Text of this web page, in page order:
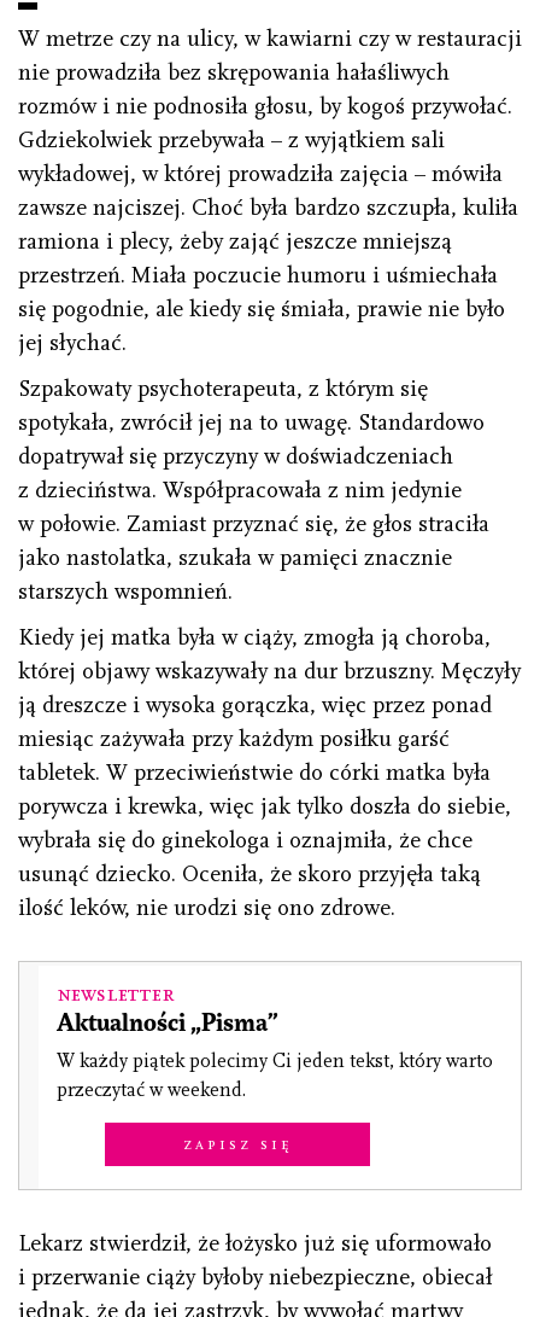
W metrze czy na ulicy, w kawiarni czy w restauracji
nie prowadziła bez skrępowania hałaśliwych
rozmów i nie podnosiła głosu, by kogoś przywołać.
Gdziekolwiek przebywała – z wyjątkiem sali
wykładowej, w której prowadziła zajęcia – mówiła
zawsze najciszej. Choć była bardzo szczupła, kuliła
ramiona i plecy, żeby zająć jeszcze mniejszą
przestrzeń. Miała poczucie humoru i uśmiechała
się pogodnie, ale kiedy się śmiała, prawie nie było
jej słychać.
Szpakowaty psychoterapeuta, z którym się
spotykała, zwrócił jej na to uwagę. Standardowo
dopatrywał się przyczyny w doświadczeniach
z dzieciństwa. Współpracowała z nim jedynie
w połowie. Zamiast przyznać się, że głos straciła
jako nastolatka, szukała w pamięci znacznie
starszych wspomnień.
Kiedy jej matka była w ciąży, zmogła ją choroba,
której objawy wskazywały na dur brzuszny. Męczyły
ją dreszcze i wysoka gorączka, więc przez ponad
miesiąc zażywała przy każdym posiłku garść
tabletek. W przeciwieństwie do córki matka była
porywcza i krewka, więc jak tylko doszła do siebie,
wybrała się do ginekologa i oznajmiła, że chce
usunąć dziecko. Oceniła, że skoro przyjęła taką
ilość leków, nie urodzi się ono zdrowe.
Newsletter
Aktualności „Pisma”
W każdy piątek polecimy Ci jeden tekst, który warto
przeczytać w weekend.
Zapisz się
Lekarz stwierdził, że łożysko już się uformowało
i przerwanie ciąży byłoby niebezpieczne, obiecał
jednak, że da jej zastrzyk, by wywołać martwy